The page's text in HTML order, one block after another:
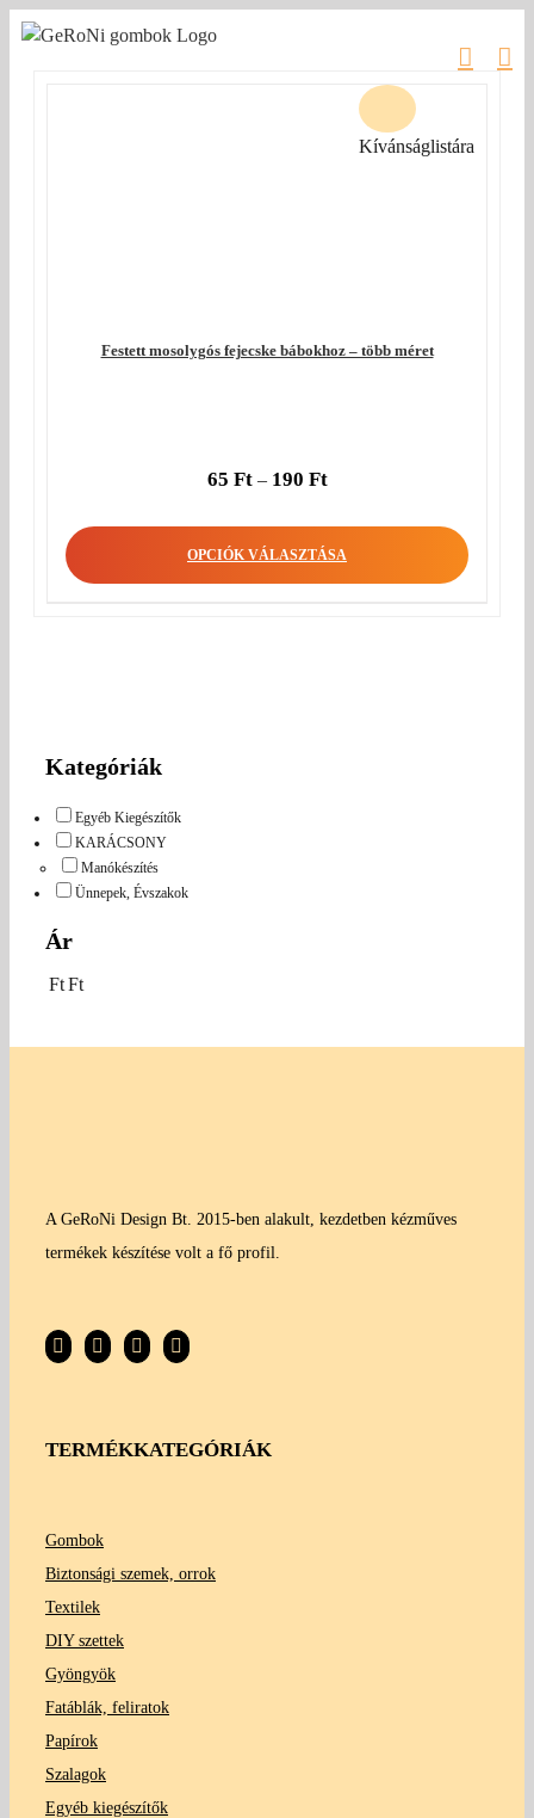
Kihagyás
Festett mosolygós fejecske bábokhoz – több méret
65 Ft– 190 Ft
OPCIÓK VÁLASZTÁSA
Kívánságlistára
Kategóriák
Egyéb Kiegészítők
KARÁCSONY
Manókészítés
Ünnepek, Évszakok
Ár
FtFt
A GeRoNi Design Bt. 2015-ben alakult, kezdetben kézműves
termékek készítése volt a fő profil.
TERMÉKKATEGÓRIÁK
Gombok
Biztonsági szemek, orrok
Textilek
DIY szettek
Gyöngyök
Fatáblák, feliratok
Papírok
Szalagok
Egyéb kiegészítők